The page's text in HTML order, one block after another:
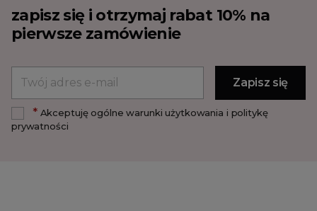
zapisz się i otrzymaj rabat 10% na
pierwsze zamówienie
*Akceptuję ogólne warunki użytkowania i politykę
prywatności